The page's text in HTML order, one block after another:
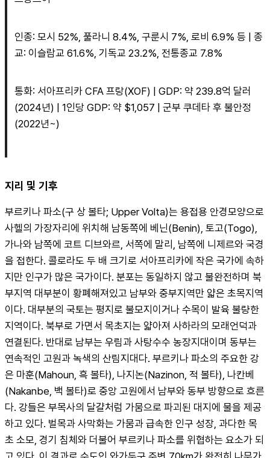
인종: 모시 52%, 풀라니 8.4%, 구룬시 7%, 로비 6.9% 등 | 종
교: 이슬람교 61.6%, 기독교 23.2%, 전통종교 7.8%
통화: 서아프리카 CFA 프랑(XOF) | GDP: 약 239.8억 달러
(2024년) | 1인당 GDP: 약 $1,057 | 군부 쿠데타 후 불안정
(2022년~)
지리 및 기후
부르키나 파소(구 상 볼타; Upper Volta)는 용접용 안경모양으로
사헬의 가장자리에 위치해 남동쪽에 베닌(Benin), 토고(Togo),
가나와 남쪽에 코트 디브와르, 서쪽에 말리, 남쪽에 니제르와 국경
을 접한다. 콜로라도 두 배 크기로 서아프리카에 작은 국가에 속하
지만 인구가 많은 국가이다. 분포는 동일하지 않고 불완전하며 북
부지역 대부분이 황폐해져있고 남부와 중부지역만 얇은 초목지역
이다. 대부분의 국토는 평지로 불모지이거나 수목이 발육 불량한
지역이다. 북부로 가면서 목초지는 얇아져 사하라의 모래언덕과
연결된다. 반대로 남부는 우림과 사탕수수 농장지대이며 동부는
연속적인 고원과 녹색의 산림지대다. 부르키나 파소의 주요한 강
은 마훈(Mahoun, 흑 볼타), 나지논(Nazinon, 적 볼타), 나칸베
(Nakanbe, 백 볼타)로 중앙 고원에서 남부와 동부 방향으로 흐른
다. 강들은 부목사의 달걀처럼 가뭄으로 파괴된 대지에 물을 제공
하고 있다. 벌목과 사막화는 가뭄과 급속한 인구 성장, 과다한 목
초 소모, 경기 침체와 더불어 부르키나 파소를 위협하는 요소가 되